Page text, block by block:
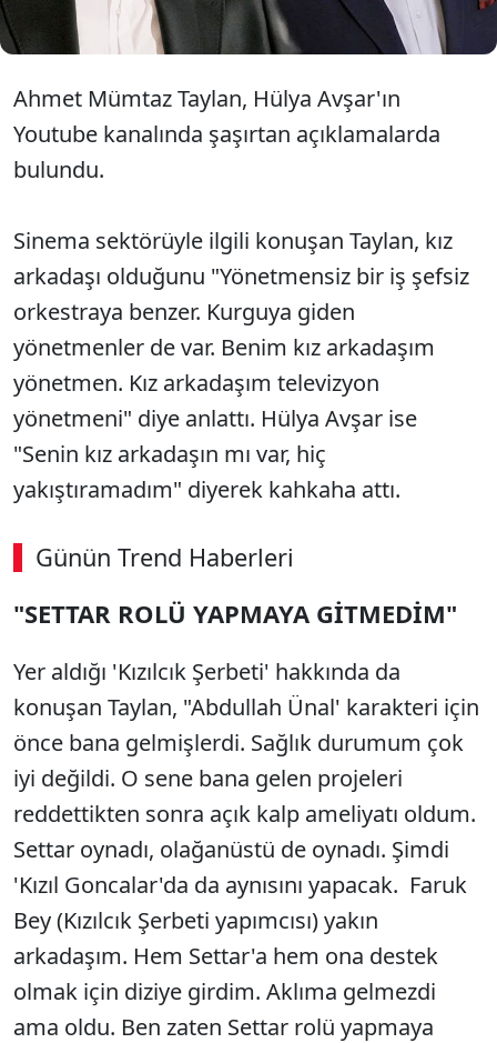
Ahmet Mümtaz Taylan, Hülya Avşar'ın
Youtube kanalında şaşırtan açıklamalarda
bulundu.
Sinema sektörüyle ilgili konuşan Taylan, kız
arkadaşı olduğunu "Yönetmensiz bir iş şefsiz
orkestraya benzer. Kurguya giden
yönetmenler de var. Benim kız arkadaşım
yönetmen. Kız arkadaşım televizyon
yönetmeni" diye anlattı. Hülya Avşar ise
"Senin kız arkadaşın mı var, hiç
yakıştıramadım" diyerek kahkaha attı.
Günün Trend Haberleri
00:02 / 08:06
Sesi Aç
"SETTAR ROLÜ YAPMAYA GİTMEDİM"
Yer aldığı 'Kızılcık Şerbeti' hakkında da
konuşan Taylan, "Abdullah Ünal' karakteri için
önce bana gelmişlerdi. Sağlık durumum çok
iyi değildi. O sene bana gelen projeleri
reddettikten sonra açık kalp ameliyatı oldum.
Settar oynadı, olağanüstü de oynadı. Şimdi
'Kızıl Goncalar'da da aynısını yapacak. Faruk
Bey (Kızılcık Şerbeti yapımcısı) yakın
arkadaşım. Hem Settar'a hem ona destek
olmak için diziye girdim. Aklıma gelmezdi
ama oldu. Ben zaten Settar rolü yapmaya